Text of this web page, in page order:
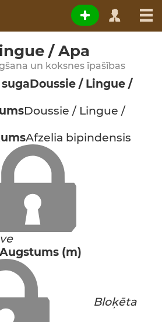
/ Apa
un koksnes īpašības
Doussie / Lingue /
Doussie / Lingue /
Afzelia bipindensis
(m)
Bloķēta